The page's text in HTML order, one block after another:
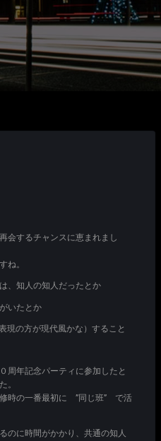
会するチャンスに恵まれまし
ね。
、知人の知人だったとか
いたとか
の方が現代風かな）すること
周年記念パーティに参加したと
。
時の一番最初に ”同じ班” で活
のに時間がかかり、共通の知人